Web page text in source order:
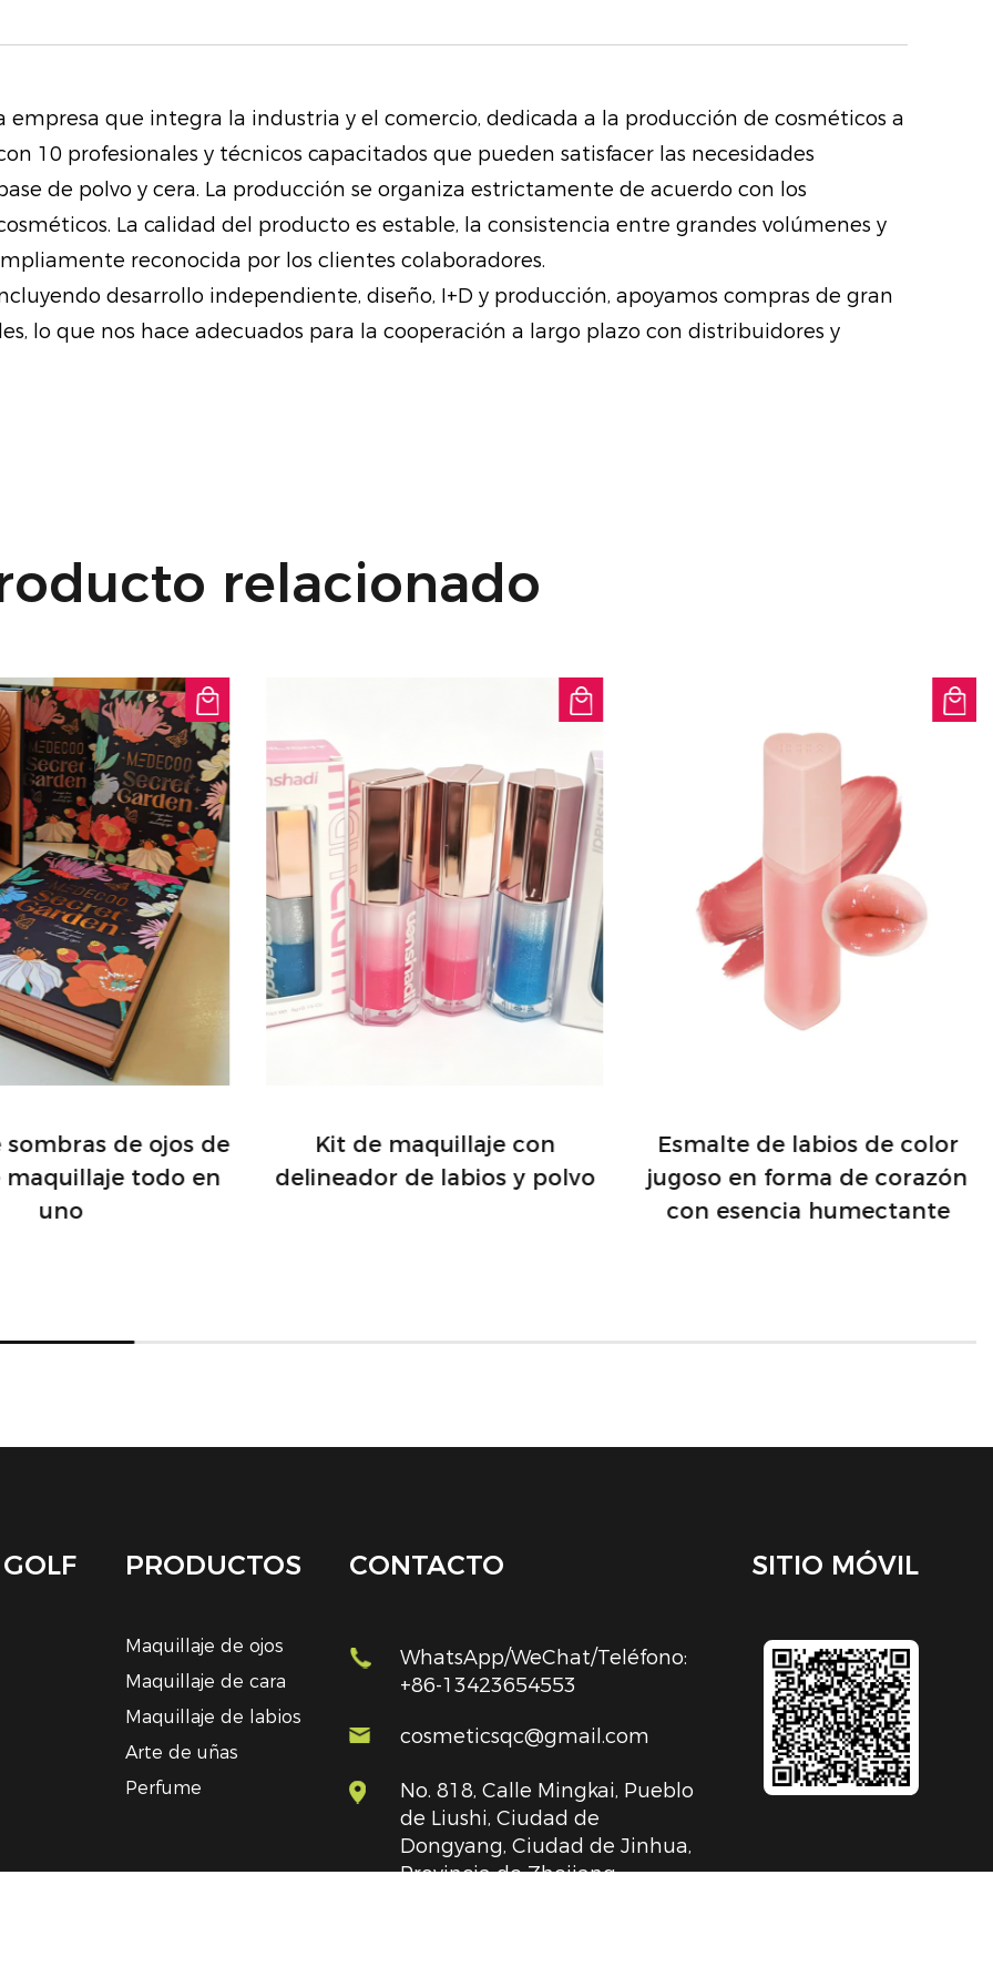
Protección diaria: Dile adiós a las molestias de los
labios agrietados. Este aceite sérum crea una barrera
protectora que retiene la humedad y protege los
labios de los elementos ambientales agresivos,
asegurando que permanezcan hidratados durante
Cuidado de doble acción: disfrute del beneficio
sin esfuerzo, proporcionando un brillo intenso junto
un tratamiento independiente para tus labios.
Ligero y no pegajoso: Diseñado para brindar
comodidad, nuestro aceite labial liviano ofrece una
textura no pegajosa que se siente lujosa en los labios.
El delicioso aroma se suma a la experiencia, haciendo
que el cuidado de los labios sea un placer en lugar de
una tarea ardua.
Mejore su rutina de cuidado de labios con nuestro
Aceite sérum natural de rehabilitación de labios para
labios secos y descubre el secreto para unos labios
empresa que integra la industria y el comercio, dedicada a la producción de cosméticos a
10 profesionales y técnicos capacitados que pueden satisfacer las necesidades
de polvo y cera. La producción se organiza estrictamente de acuerdo con los
La calidad del producto es estable, la consistencia entre grandes volúmenes y
reconocida por los clientes colaboradores.
desarrollo independiente, diseño, I+D y producción, apoyamos compras de gran
lo que nos hace adecuados para la cooperación a largo plazo con distribuidores y
relacionado
sombras de ojos de
maquillaje todo en
uno
Kit de maquillaje con
delineador de labios y polvo
Esmalte de labios de color
jugoso en forma de corazón
con esencia humectante
PRODUCTOS
Maquillaje de ojos
Maquillaje de cara
Maquillaje de labios
Arte de uñas
Perfume
CONTACTO
WhatsApp/WeChat/Teléfono:
+86-13423654553
cosmeticsqc@gmail.com
No. 818, Calle Mingkai, Pueblo
de Liushi, Ciudad de
Dongyang, Ciudad de Jinhua,
Provincia de Zhejiang,
SITIO MÓVIL